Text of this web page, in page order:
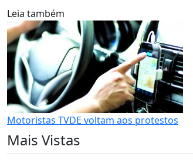
Leia também
Motoristas TVDE voltam aos protestos
Mais Vistas